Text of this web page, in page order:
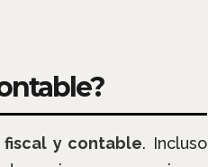
y contable. Incluso